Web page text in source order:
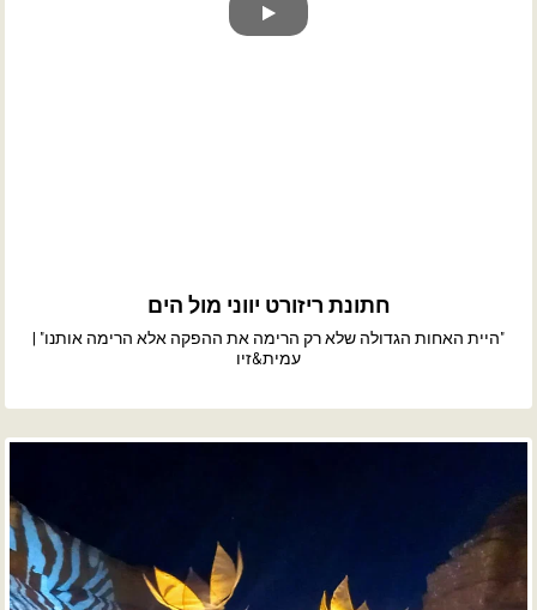
חתונת ריזורט יווני מול הים
"היית האחות הגדולה שלא רק הרימה את ההפקה אלא הרימה אותנו" |
עמית&זיו